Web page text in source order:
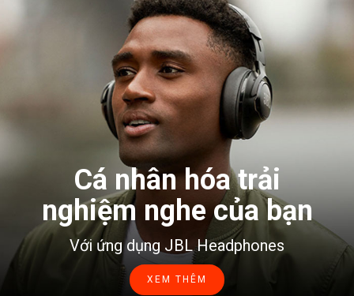
Cá nhân hóa trải
nghiệm nghe của bạn
Với ứng dụng JBL Headphones
XEM THÊM